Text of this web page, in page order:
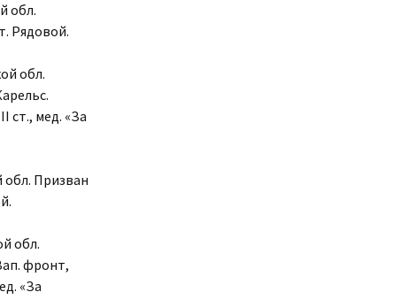
обл.
Рядовой.
обл.
ст., мед. «За
обл. Призван
обл.
фронт,
«За